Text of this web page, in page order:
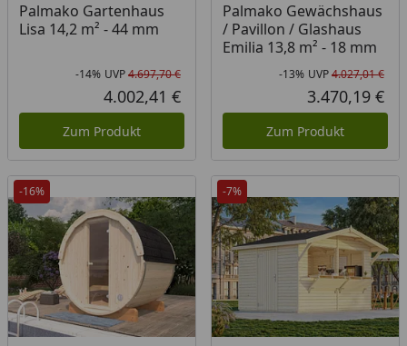
Palmako Gartenhaus
Lisa 14,2 m² - 44 mm
Rabatt in Prozent
-14%
Ursprünglicher Preis
UVP4.697,70 €
Aktueller Preis
4.002,41 €
Zum Produkt
Palmako Gewächshaus
/ Pavillon / Glashaus
Emilia 13,8 m² - 18 mm
-13% UVP4.027,01 €
3.470,19 €
Zum Produkt
-16% -7%